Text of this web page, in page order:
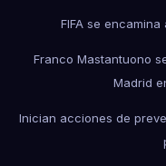
FIFA se
Franco Mastantuono
Madrid
Inician acciones de